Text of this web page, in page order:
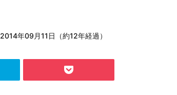
2014年09月11日（約12年経過）